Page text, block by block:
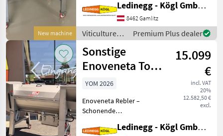
New machine
herausragendem Preis-
Leistungs-Verhältnis
Beschreibung: Der
Enoveneta Rebler Top 5 ist
Ledinegg - Kögl GmbH - Obst- und Weinbautechnik
8462 Gamlitz
Viticulture
equipment /
Sonstige
Premium Plus dealer
Sonstige
Enoveneta Top
10
15.099
€
incl. VAT
20%
12.582,50 €
excl.
YOM 2026
Enoveneta Rebler –
Schonende
herausragendem Preis-
Ledinegg - Kögl GmbH - Obst- und Weinbautechnik